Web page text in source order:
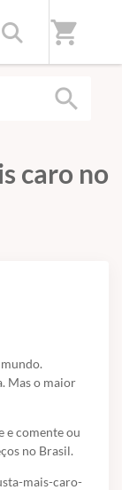
shopping_cart
search
caro no
Mas o maior
e comente ou
no Brasil.
mais-caro-